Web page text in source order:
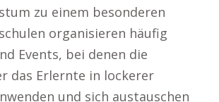
zu einem besonderen
organisieren häufig
Events, bei denen die
das Erlernte in lockerer
und sich austauschen